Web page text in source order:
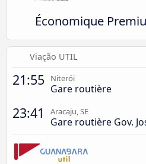
Économique
Viação UTIL
21:55 Niterói
Gare routière
23:41 Aracaju, SE
Gare routière Gov.